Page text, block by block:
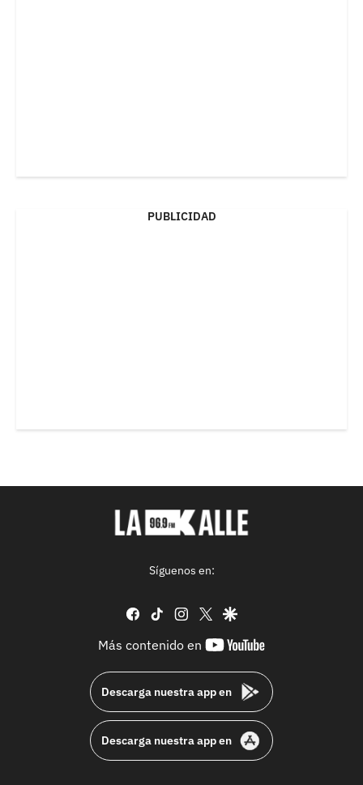
PUBLICIDAD
Síguenos en:
facebook
tiktok instagram
twittergoogle
Más contenido en
youtube-
Descarga nuestra app en
Descarga nuestra app en